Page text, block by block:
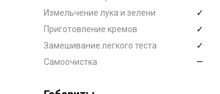
Измельчение лука и зелени
✓
Приготовление кремов
✓
Замешивание легкого теста
✓
Самоочистка
—